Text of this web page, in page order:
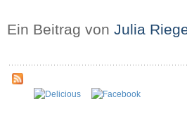
Ein Beitrag von Julia